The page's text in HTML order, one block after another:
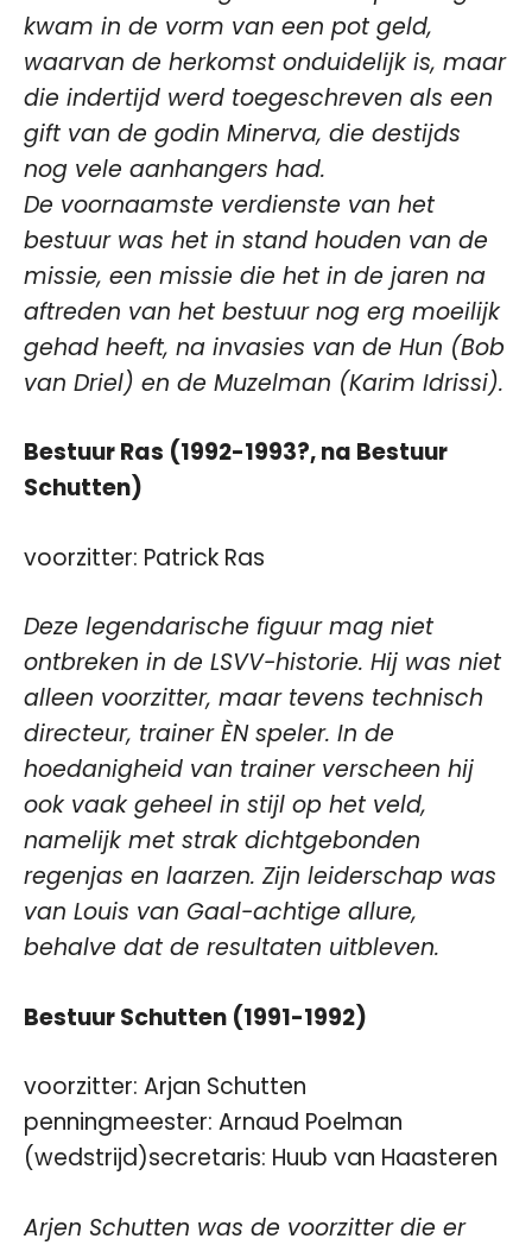
kwam in de vorm van een pot geld,
waarvan de herkomst onduidelijk is, maar
die indertijd werd toegeschreven als een
gift van de godin Minerva, die destijds
nog vele aanhangers had.
De voornaamste verdienste van het
bestuur was het in stand houden van de
missie, een missie die het in de jaren na
aftreden van het bestuur nog erg moeilijk
gehad heeft, na invasies van de Hun (Bob
van Driel) en de Muzelman (Karim Idrissi).
Bestuur Ras (1992-1993?, na Bestuur
Schutten)
voorzitter: Patrick Ras
Deze legendarische figuur mag niet
ontbreken in de LSVV-historie. Hij was niet
alleen voorzitter, maar tevens technisch
directeur, trainer ÈN speler. In de
hoedanigheid van trainer verscheen hij
ook vaak geheel in stijl op het veld,
namelijk met strak dichtgebonden
regenjas en laarzen. Zijn leiderschap was
van Louis van Gaal-achtige allure,
behalve dat de resultaten uitbleven.
Bestuur Schutten (1991-1992)
voorzitter: Arjan Schutten
penningmeester: Arnaud Poelman
(wedstrijd)secretaris: Huub van Haasteren
Arjen Schutten was de voorzitter die er